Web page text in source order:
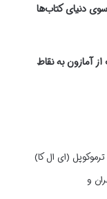
دنیای کتاب‌ها
آمازون به نقاط
(ای ال کا)
و